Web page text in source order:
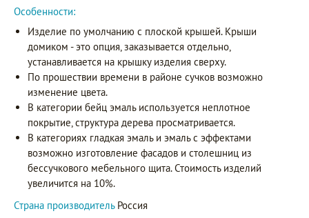
Особенности:
Изделие по умолчанию с плоской крышей. Крыши
домиком - это опция, заказывается отдельно,
устанавливается на крышку изделия сверху.
По прошествии времени в районе сучков возможно
изменение цвета.
В категории бейц эмаль используется неплотное
покрытие, структура дерева просматривается.
В категориях гладкая эмаль и эмаль с эффектами
возможно изготовление фасадов и столешниц из
бессучкового мебельного щита. Стоимость изделий
увеличится на 10%.
Страна производитель Россия